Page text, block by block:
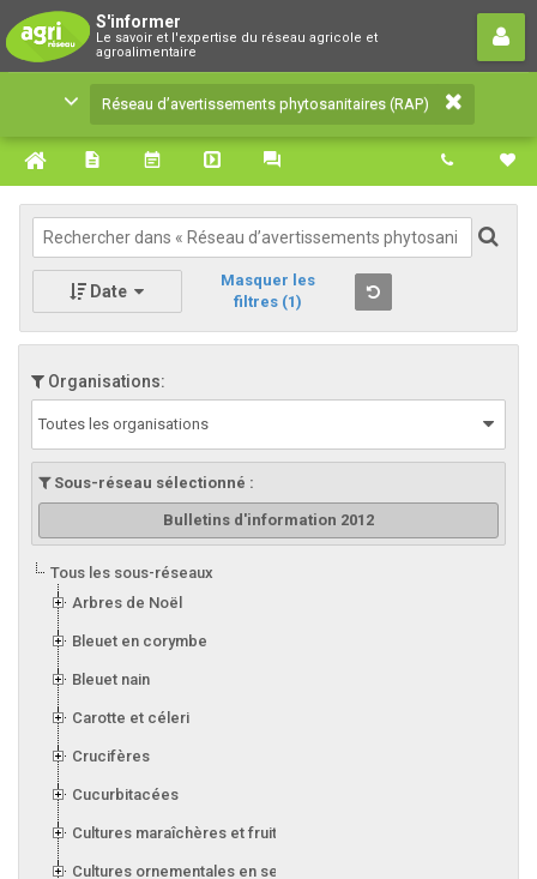
S'informer
Le savoir et l'expertise du réseau agricole et
agroalimentaire
Réseau d’avertissements
phytosanitaires (RAP)
Le savoir et l'expertise du réseau agricole et
agroalimentaire
Réseau d’avertissements phytosanitaires (RAP)
Date
Masquer les
filtres (1)
Organisations:
Toutes les organisations
Sous-réseau sélectionné :
Bulletins d'information 2012
Tous les sous-réseaux
Arbres de Noël
Bleuet en corymbe
Bleuet nain
Carotte et céleri
Crucifères
Cucurbitacées
Cultures maraîchères et fruitières en serre
Cultures ornementales en serre